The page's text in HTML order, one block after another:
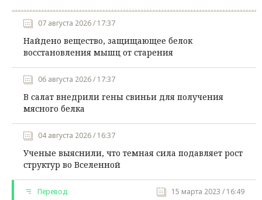
07 августа 2026 / 17:37
Найдено вещество, защищающее белок
восстановления мышц от старения
06 августа 2026 / 17:37
В салат внедрили гены свиньи для получения
мясного белка
04 августа 2026 / 16:37
Ученые выяснили, что темная сила подавляет рост
структур во Вселенной
Перевод 15 марта 2023 / 16:49